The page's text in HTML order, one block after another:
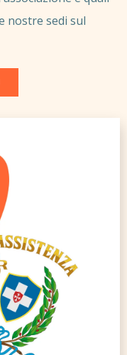
nostre sedi sul